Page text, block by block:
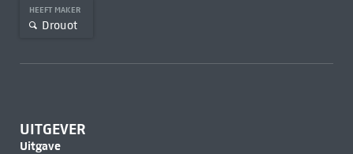
HEEFT MAKER
Drouot
UITGEVER
Uitgave